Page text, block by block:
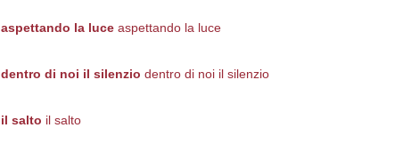
aspettando la luce aspettando la luce
dentro di noi il silenzio dentro di noi il silenzio
il salto il salto